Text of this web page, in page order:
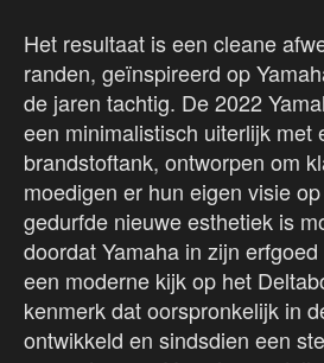
Het resultaat is een cleane
randen, geïnspireerd op
de jaren tachtig. De 2022
een minimalistisch uiterlijk met
brandstoftank, ontworpen om
moedigen er hun eigen visie
gedurfde nieuwe esthetiek is
doordat Yamaha in zijn
een moderne kijk op het
kenmerk dat oorspronkelijk in
ontwikkeld en sindsdien een